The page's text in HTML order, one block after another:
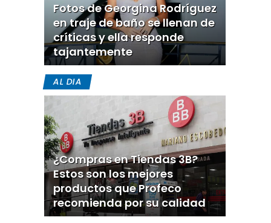
Fotos de Georgina Rodríguez
en traje de baño se llenan de
críticas y ella responde
tajantemente
AL DIA
¿Compras en Tiendas 3B?
Estos son los mejores
productos que Profeco
recomienda por su calidad